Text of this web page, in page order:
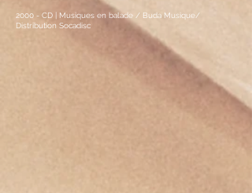
2000 - CD | Musiques en balade / Buda Musique/
Distribution Socadisc